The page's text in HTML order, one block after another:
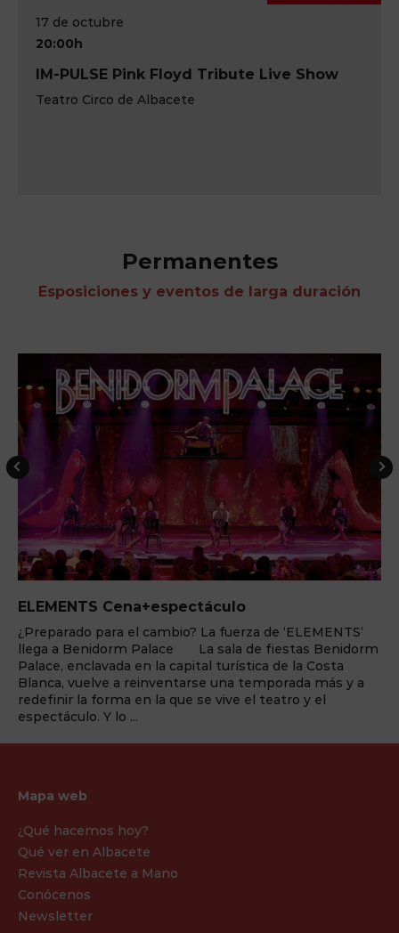
17 de octubre
20:00h
IM-PULSE Pink Floyd Tribute Live Show
Teatro Circo de Albacete
Permanentes
Esposiciones y eventos de larga duración
ELEMENTS Cena+espectáculo
¿Preparado para el cambio? La fuerza de ‘ELEMENTS’
llega a Benidorm Palace La sala de fiestas Benidorm
Palace, enclavada en la capital turística de la Costa
Blanca, vuelve a reinventarse una temporada más y a
redefinir la forma en la que se vive el teatro y el
espectáculo. Y lo ...
Mapa web
¿Qué hacemos hoy?
Qué ver en Albacete
Revista Albacete a Mano
Conócenos
Newsletter